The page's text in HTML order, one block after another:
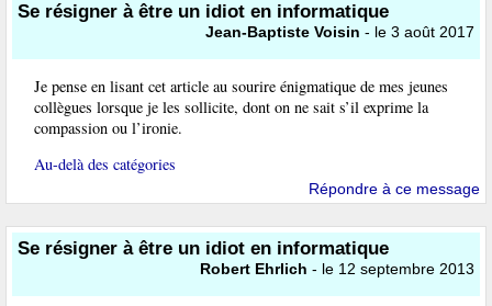
Se résigner à être un idiot en informatique
Jean-Baptiste Voisin - le 3 août 2017
Je pense en lisant cet article au sourire énigmatique de mes jeunes
collègues lorsque je les sollicite, dont on ne sait s’il exprime la
compassion ou l’ironie.
Au-delà des catégories
Répondre à ce message
Se résigner à être un idiot en informatique
Robert Ehrlich - le 12 septembre 2013